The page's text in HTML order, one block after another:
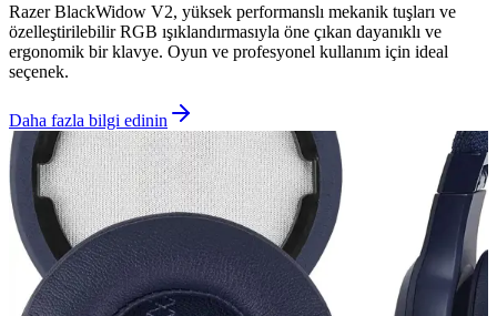
Razer BlackWidow V2, yüksek performanslı mekanik tuşları ve
özelleştirilebilir RGB ışıklandırmasıyla öne çıkan dayanıklı ve
ergonomik bir klavye. Oyun ve profesyonel kullanım için ideal
seçenek.
Daha fazla bilgi edinin